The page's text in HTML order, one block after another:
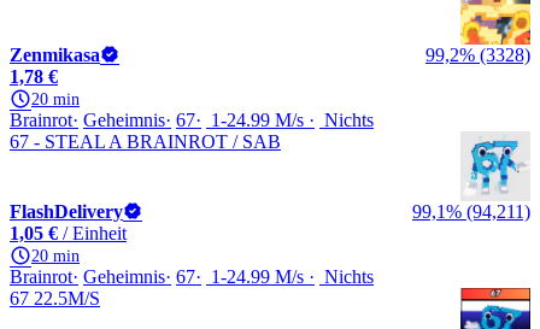
Zenmikasa
99,2% (3328)
1,78 €
20 min
Brainrot Geheimnis 67 1-24.99 M/s
Nichts
67 - STEAL A BRAINROT / SAB
FlashDelivery
99,1% (94,211)
1,05 € / Einheit
20 min
Brainrot Geheimnis 67 1-24.99 M/s
Nichts
67 22.5M/S